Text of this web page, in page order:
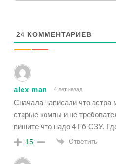
24 КОММЕНТАРИЕВ
alex man 4 лет назад
Сначала написали что астра
старые компы и не
пишите что надо 4 Гб ОЗУ.
15 Ответить